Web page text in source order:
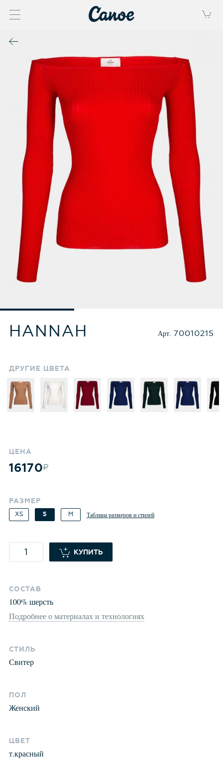
HANNAH Арт. 7001021S
ДРУГИЕ ЦВЕТА
ЦЕНА
16170
РАЗМЕР
XS S M Таблица размеров и стилей
КУПИТЬ
СОСТАВ
100%шерсть
Подробнее о материалах и технологиях
СТИЛЬ
Свитер
ПОЛ
Женский
ЦВЕТ
т.красный